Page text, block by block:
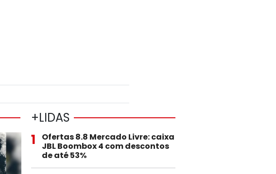
+LIDAS
1
Ofertas 8.8 Mercado Livre: caixa
JBL Boombox 4 com descontos
de até 53%